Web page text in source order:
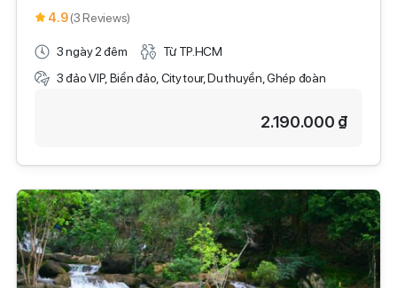
4.9(3 Reviews)
3 ngày 2 đêm
Từ TP.HCM
3 đảo VIP, Biển đảo, City tour, Du thuyền, Ghép đoàn
2.190.000 ₫